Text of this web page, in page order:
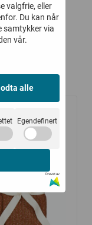
Kjøp
-45%
valgfrie, eller
Du kan når
samtykker via
vår.
alle
Egendefinert
Drevet av